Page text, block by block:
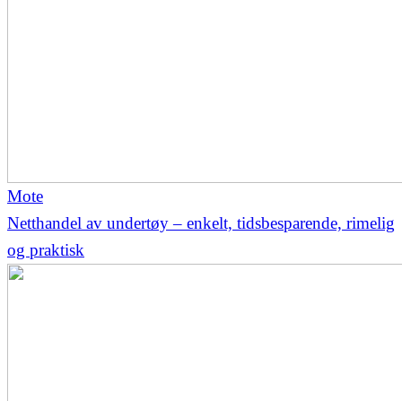
Mote
Netthandel av undertøy – enkelt, tidsbesparende, rimelig
og praktisk